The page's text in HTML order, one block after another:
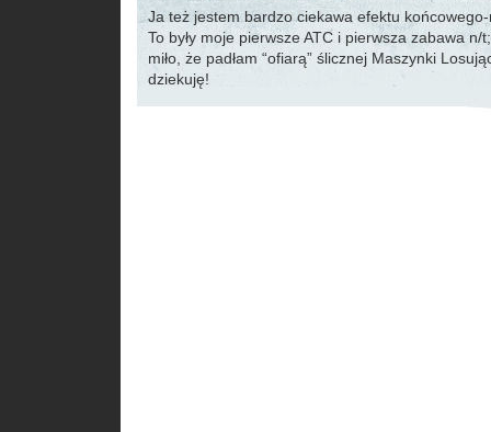
Ja też jestem bardzo ciekawa efektu
To były moje pierwsze ATC i pierwsza zabawa
miło, że padłam “ofiarą” ślicznej Maszynki
dziekuję!